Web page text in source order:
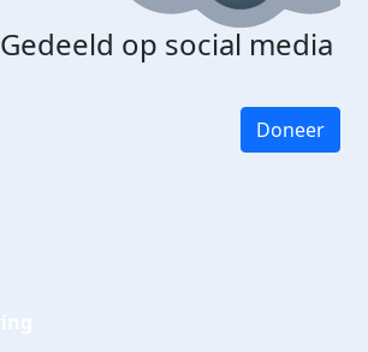
Gedeeld op social media
Doneer